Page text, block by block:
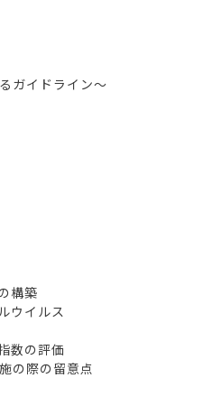
ガイドライン～
構築
ウイルス
数の評価
の際の留意点